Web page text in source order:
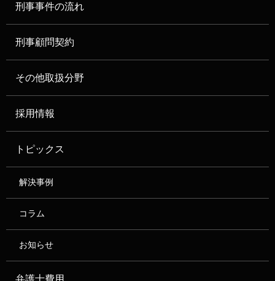
刑事事件の流れ
刑事顧問契約
その他取扱分野
採用情報
トピックス
解決事例
コラム
お知らせ
弁護士費用